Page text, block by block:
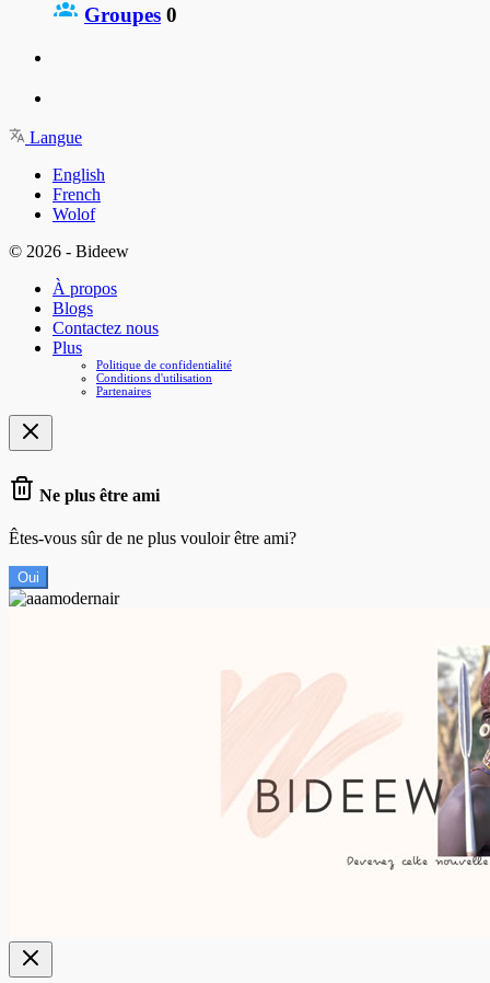
Groupes 0
Langue
English
French
Wolof
© 2026 - Bideew
À propos
Blogs
Contactez nous
Plus
Politique de confidentialité
Conditions d'utilisation
Partenaires
Ne plus être ami
Êtes-vous sûr de ne plus vouloir être ami?
Oui